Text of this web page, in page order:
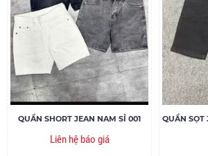
QUẦN SHORT JEAN NAM SỈ 001
Liên hệ báo giá